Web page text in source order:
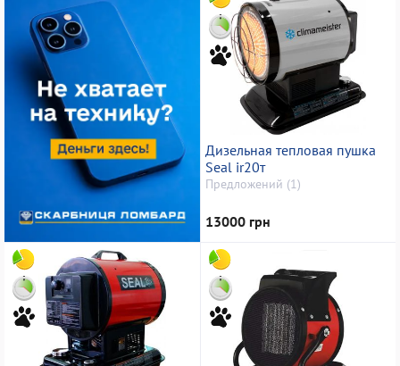
Дизельная тепловая пушка
Seal ir20т
Предложений (1)
13000 грн